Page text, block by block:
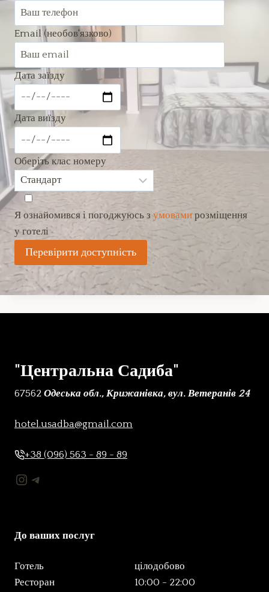
Email (необов'язково)
Дата заїзду
Дата виїзду
Оберіть клас номеру
Я ознайомився і погоджуюсь зумовамирозміщення
у готелі
"Центральна Садиба"
67562 Одеська обл., Крижанівка, вул. Ветеранів 24
hotel.usadba@gmail.com
+38 (096) 563 - 89 - 89
Instagram
Telegram
До ваших послуг
Готель
Ресторан
цілодобово
10:00 - 22:00